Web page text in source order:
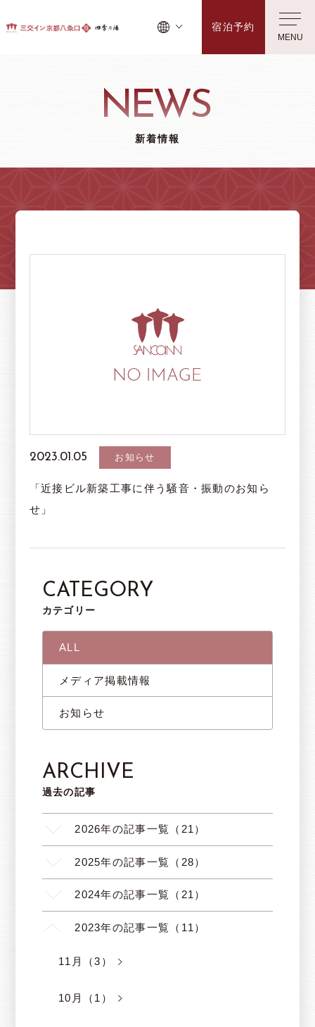
宿泊予約
MENU
NEWS
新着情報
2023.01.05 お知らせ
「近接ビル新築工事に伴う騒音・振動のお知ら
せ」
CATEGORY
カテゴリー
ALL
メディア掲載情報
お知らせ
ARCHIVE
過去の記事
2026年の記事一覧（21）
2025年の記事一覧（28）
2024年の記事一覧（21）
2023年の記事一覧（11）
11月（3）
10月（1）